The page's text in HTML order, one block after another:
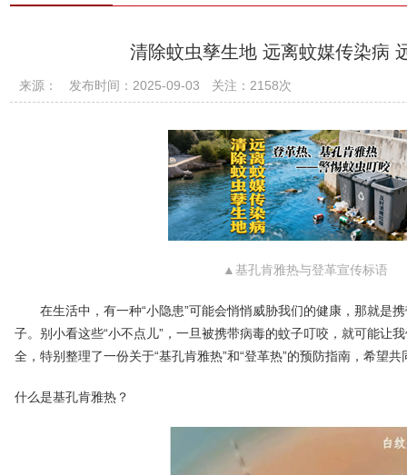
清除蚊虫孳生地 远离蚊媒传染病
来源： 发布时间：2025-09-03 关注：2158次
▲基孔肯雅热与登革宣传标语
在生活中，有一种“小隐患”可能会悄悄威胁我们的健康，那就是
子。别小看这些“小不点儿”，一旦被携带病毒的蚊子叮咬，就可能让
全，特别整理了一份关于“基孔肯雅热”和“登革热”的预防指南，希望
什么是基孔肯雅热？